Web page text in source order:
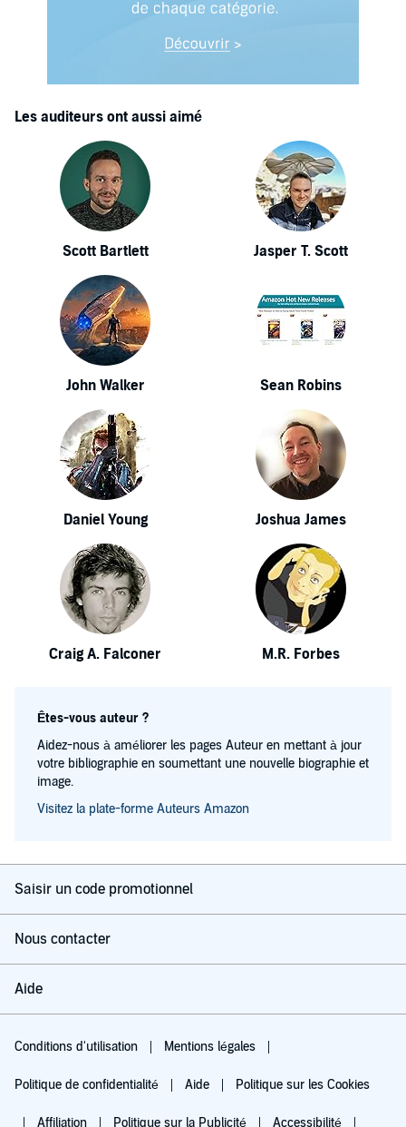
Les auditeurs ont aussi aimé
Scott Bartlett Jasper T. Scott
John Walker Sean Robins
Daniel Young Joshua James
Craig A. Falconer M.R. Forbes
Êtes-vous auteur ?
Aidez-nous à améliorer les pages Auteur en mettant à jour
votre bibliographie en soumettant une nouvelle biographie et
image.
Visitez la plate-forme Auteurs Amazon
Saisir un code promotionnel
Nous contacter
Aide
Conditions d'utilisation Mentions légales
Politique de confidentialité Aide Politique sur les Cookies
Affiliation Politique sur la Publicité Accessibilité